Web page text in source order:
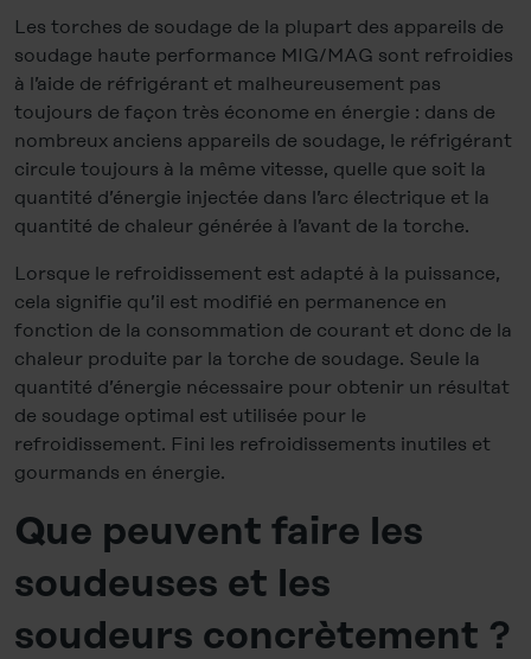
Les torches de soudage de la plupart des appareils de
soudage haute performance MIG/MAG sont refroidies
à l’aide de réfrigérant et malheureusement pas
toujours de façon très économe en énergie : dans de
nombreux anciens appareils de soudage, le réfrigérant
circule toujours à la même vitesse, quelle que soit la
quantité d’énergie injectée dans l’arc électrique et la
quantité de chaleur générée à l’avant de la torche.
Lorsque le refroidissement est adapté à la puissance,
cela signifie qu’il est modifié en permanence en
fonction de la consommation de courant et donc de la
chaleur produite par la torche de soudage. Seule la
quantité d’énergie nécessaire pour obtenir un résultat
de soudage optimal est utilisée pour le
refroidissement. Fini les refroidissements inutiles et
gourmands en énergie.
Que peuvent faire les
soudeuses et les
soudeurs concrètement ?